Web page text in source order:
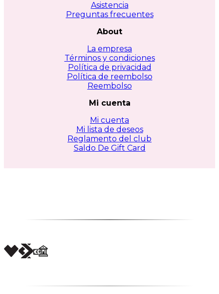
Asistencia
Preguntas frecuentes
About
La empresa
Términos y condiciones
Política de privacidad
Política de reembolso
Reembolso
Mi cuenta
Mi cuenta
Mi lista de deseos
Reglamento del club
Saldo De Gift Card